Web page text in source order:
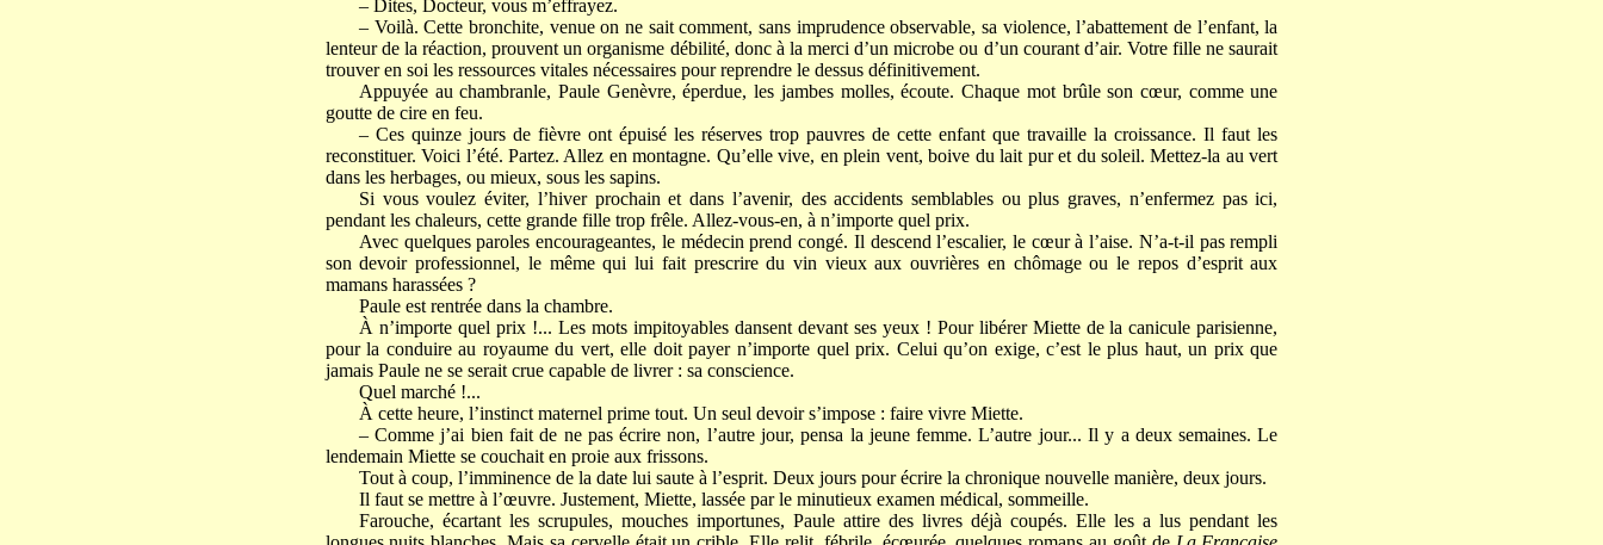
– Dites, Docteur, vous m’effrayez.
– Voilà. Cette bronchite, venue on ne sait comment, sans imprudence observable, sa violence, l’abattement de l’enfant, la
lenteur de la réaction, prouvent un organisme débilité, donc à la merci d’un microbe ou d’un courant d’air. Votre fille ne saurait
trouver en soi les ressources vitales nécessaires pour reprendre le dessus définitivement.
Appuyée au chambranle, Paule Genèvre, éperdue, les jambes molles, écoute. Chaque mot brûle son cœur, comme une
goutte de cire en feu.
– Ces quinze jours de fièvre ont épuisé les réserves trop pauvres de cette enfant que travaille la croissance. Il faut les
reconstituer. Voici l’été. Partez. Allez en montagne. Qu’elle vive, en plein vent, boive du lait pur et du soleil. Mettez-la au vert
dans les herbages, ou mieux, sous les sapins.
Si vous voulez éviter, l’hiver prochain et dans l’avenir, des accidents semblables ou plus graves, n’enfermez pas ici,
pendant les chaleurs, cette grande fille trop frêle. Allez-vous-en, à n’importe quel prix.
Avec quelques paroles encourageantes, le médecin prend congé. Il descend l’escalier, le cœur à l’aise. N’a-t-il pas rempli
son devoir professionnel, le même qui lui fait prescrire du vin vieux aux ouvrières en chômage ou le repos d’esprit aux
mamans harassées ?
Paule est rentrée dans la chambre.
À n’importe quel prix !... Les mots impitoyables dansent devant ses yeux ! Pour libérer Miette de la canicule parisienne,
pour la conduire au royaume du vert, elle doit payer n’importe quel prix. Celui qu’on exige, c’est le plus haut, un prix que
jamais Paule ne se serait crue capable de livrer : sa conscience.
Quel marché !...
À cette heure, l’instinct maternel prime tout. Un seul devoir s’impose : faire vivre Miette.
– Comme j’ai bien fait de ne pas écrire non, l’autre jour, pensa la jeune femme. L’autre jour... Il y a deux semaines. Le
lendemain Miette se couchait en proie aux frissons.
Tout à coup, l’imminence de la date lui saute à l’esprit. Deux jours pour écrire la chronique nouvelle manière, deux jours.
Il faut se mettre à l’œuvre. Justement, Miette, lassée par le minutieux examen médical, sommeille.
Farouche, écartant les scrupules, mouches importunes, Paule attire des livres déjà coupés. Elle les a lus pendant les